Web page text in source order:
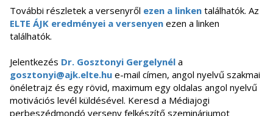
További részletek a versenyről ezen a linken találhatók. Az
ELTE ÁJK eredményei a versenyen ezen a linken
találhatók.
Jelentkezés Dr. Gosztonyi Gergelynél a
gosztonyi@ajk.elte.hu e-mail címen, angol nyelvű szakmai
önéletrajz és egy rövid, maximum egy oldalas angol nyelvű
motivációs levél küldésével. Keresd a Médiajogi
perbeszédmondó verseny felkészítő szemináriumot